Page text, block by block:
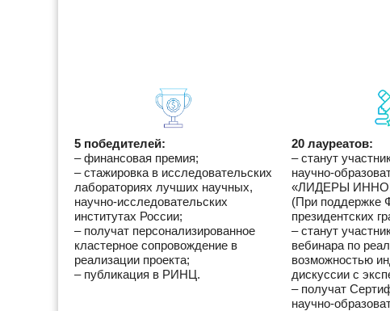
5 победителей:
– финансовая премия;
– стажировка в исследовательских
лабораториях лучших научных,
научно-исследовательских
институтах России;
– получат персонализированное
кластерное сопровождение в
реализации проекта;
– публикация в РИНЦ.
20 лауреатов:
– станут
научно-
«ЛИДЕРЫ
(При поддержке
президентских
– станут
вебинара по
возможностью
дискуссии с
– получат
научно-